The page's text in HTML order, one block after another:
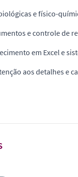
e físico-
e controle de
em Excel e
aos detalhes e